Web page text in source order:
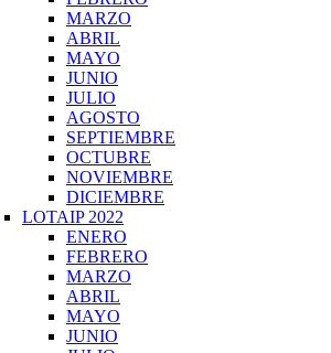
MARZO
ABRIL
MAYO
JUNIO
JULIO
AGOSTO
SEPTIEMBRE
OCTUBRE
NOVIEMBRE
DICIEMBRE
LOTAIP 2022
ENERO
FEBRERO
MARZO
ABRIL
MAYO
JUNIO